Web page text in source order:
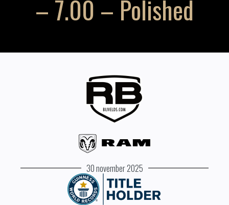
– 7.00 – Polished
30 november 2025